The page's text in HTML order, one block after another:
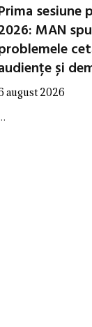
sesiune
MAN
și
august 2026